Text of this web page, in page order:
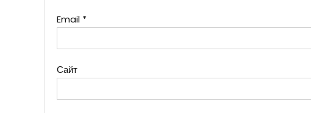
Email *
Сайт